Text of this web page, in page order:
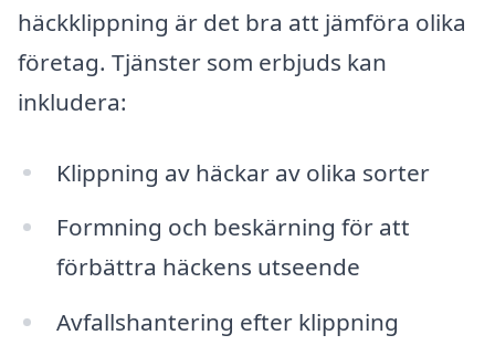
häckklippning är det bra att jämföra olika
företag. Tjänster som erbjuds kan
inkludera:
Klippning av häckar av olika sorter
Formning och beskärning för att
förbättra häckens utseende
Avfallshantering efter klippning